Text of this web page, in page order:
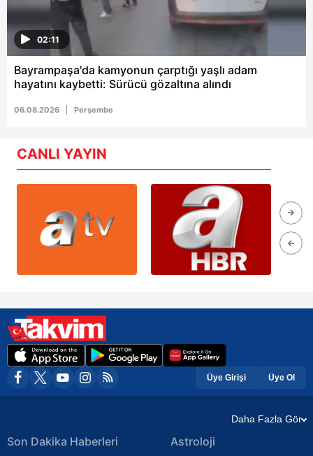
02:11
Bayrampaşa'da kamyonun çarptığı yaşlı adam
hayatını kaybetti: Sürücü gözaltına alındı
06.08.2026 Perşembe
CANLI YAYIN
Üye Girişi Üye Ol
Daha Fazla Gör
Son Dakika Haberleri Astroloji